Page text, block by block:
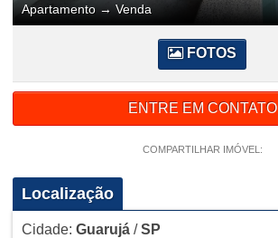
Apartamento → Venda
FOTOS
ENTRE EM CONTATO
COMPARTILHAR IMÓVEL:
Localização
Cidade: Guarujá/SP